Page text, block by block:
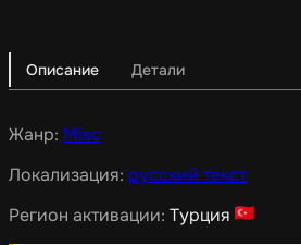
Описание Детали
Жанр: Misc
Локализация: русский текст
Регион активации: Турция